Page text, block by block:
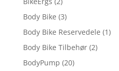
Body Bike (3)
Body Bike Reservedele (1)
Body Bike Tilbehør (2)
BodyPump (20)